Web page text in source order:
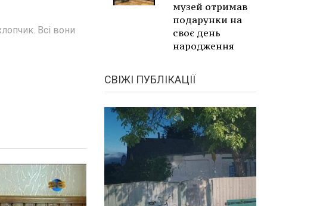
Всі вони
музей отримав
подарунки на
своє день
народження
СВІЖІ ПУБЛІКАЦІЇ